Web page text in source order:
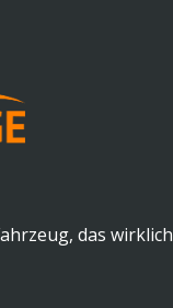
das wirklich